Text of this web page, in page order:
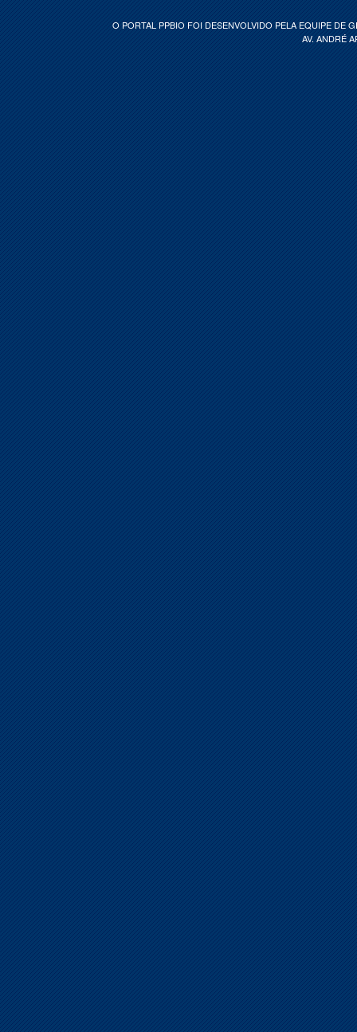
O PORTAL PPBIO FOI DESENVOLVIDO PELA EQUIPE DE
AV. ANDRÉ